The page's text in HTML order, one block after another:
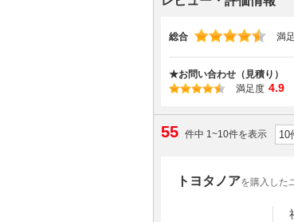
総合 満
★お問い合わせ（見積り）
満足度 4.9
55 件中 1~10件を表示
トヨタノアを購入した